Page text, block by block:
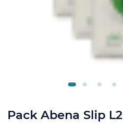
Pack Abena Slip L2